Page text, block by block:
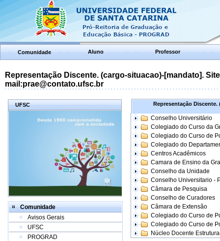
Comunidade Aluno Professor
Representação Discente. (cargo-situacao)-[mandato].
mail:prae@contato.ufsc.br
UFSC
Comunidade
Avisos Gerais
UFSC
PROGRAD
Representação Discente.
Conselho Universitário
Colegiado do Curso da
Colegiado do Curso de
Colegiado do
Centros Acadêmicos
Camara de Ensino da
Conselho da Unidade
Conselho Universitario -
Câmara de Pesquisa
Conselho de Curadores
Câmara de Extensão
Colegiado do Curso de
Colegiado do Curso de
Núcleo Docente